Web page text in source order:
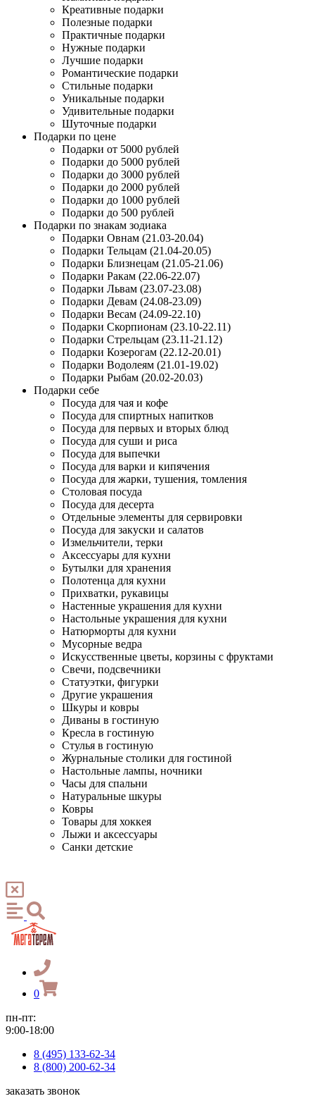
Креативные подарки
Полезные подарки
Практичные подарки
Нужные подарки
Лучшие подарки
Романтические подарки
Стильные подарки
Уникальные подарки
Удивительные подарки
Шуточные подарки
Подарки по цене
Подарки от 5000 рублей
Подарки до 5000 рублей
Подарки до 3000 рублей
Подарки до 2000 рублей
Подарки до 1000 рублей
Подарки до 500 рублей
Подарки по знакам зодиака
Подарки Овнам (21.03-20.04)
Подарки Тельцам (21.04-20.05)
Подарки Близнецам (21.05-21.06)
Подарки Ракам (22.06-22.07)
Подарки Львам (23.07-23.08)
Подарки Девам (24.08-23.09)
Подарки Весам (24.09-22.10)
Подарки Скорпионам (23.10-22.11)
Подарки Стрельцам (23.11-21.12)
Подарки Козерогам (22.12-20.01)
Подарки Водолеям (21.01-19.02)
Подарки Рыбам (20.02-20.03)
Подарки себе
Посуда для чая и кофе
Посуда для спиртных напитков
Посуда для первых и вторых блюд
Посуда для суши и риса
Посуда для выпечки
Посуда для варки и кипячения
Посуда для жарки, тушения, томления
Столовая посуда
Посуда для десерта
Отдельные элементы для сервировки
Посуда для закуски и салатов
Измельчители, терки
Аксессуары для кухни
Бутылки для хранения
Полотенца для кухни
Прихватки, рукавицы
Настенные украшения для кухни
Настольные украшения для кухни
Натюрморты для кухни
Мусорные ведра
Искусственные цветы, корзины с фруктами
Свечи, подсвечники
Статуэтки, фигурки
Другие украшения
Шкуры и ковры
Диваны в гостиную
Кресла в гостиную
Стулья в гостиную
Журнальные столики для гостиной
Настольные лампы, ночники
Часы для спальни
Натуральные шкуры
Ковры
Товары для хоккея
Лыжи и аксессуары
Санки детские
0
пн-пт:
9:00-18:00
8 (495) 133-62-34
8 (800) 200-62-34
заказать звонок